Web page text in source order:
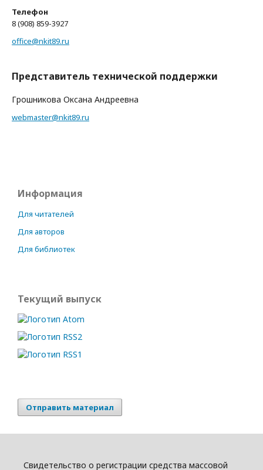
Телефон
8 (908) 859-3927
office@nkit89.ru
Представитель технической поддержки
Грошникова Оксана Андреевна
webmaster@nkit89.ru
Информация
Для читателей
Для авторов
Для библиотек
Текущий выпуск
Отправить материал
Свидетельство о регистрации средства массовой